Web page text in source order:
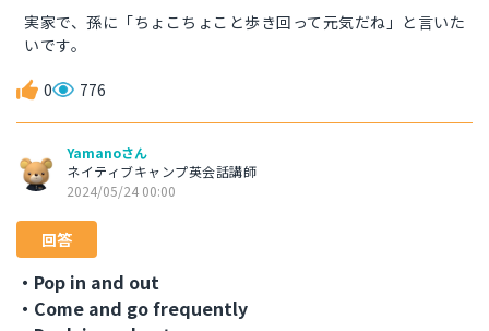
実家で、孫に「ちょこちょこと歩き回って元気だね」と言いた
いです。
0 776
Yamanoさん
ネイティブキャンプ英会話講師
2024/05/24 00:00
回答
・Pop in and out
・Come and go frequently